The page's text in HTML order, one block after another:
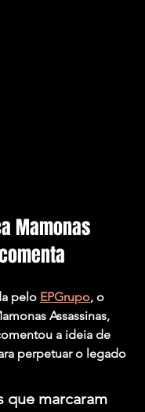
Mamonas
pelo EPGrupo, o
Assassinas,
a ideia de
perpetuar o legado
que marcaram